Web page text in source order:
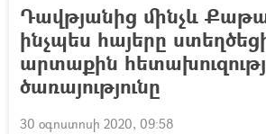
Դավթյանից մինչև
ինչպես հայերը
արտաքին
ծառայությունը
30 օգոստոսի 2020, 09:58